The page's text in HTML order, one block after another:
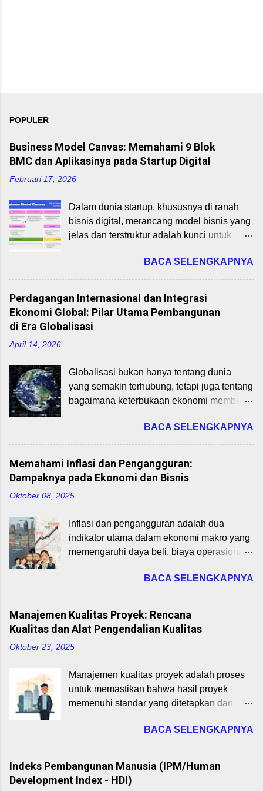
POPULER
Business Model Canvas: Memahami 9 Blok
BMC dan Aplikasinya pada Startup Digital
Februari 17, 2026
Dalam dunia startup, khususnya di ranah
bisnis digital, merancang model bisnis yang
jelas dan terstruktur adalah kunci untuk
Business Model Canvas (BMC), yang
dikembangkan oleh Alexander Osterwalder
dan Yves Pigneur (2010), adalah alat
strategis yang membantu wirausahawan
memetakan elemen-elemen inti bisnis
akan membahas 9 blok BMC dan
bagaimana mengaplikasikannya pada
startup digital di Indonesia pada tahun 2025.
merancang model bisnis yang inovatif,
relevan, dan responsif terhadap dinamika
pasar digital. 1. Pengenalan Business
Model Canvas Business Model Canvas
dan memvalidasi model bisnis. BMC
membantu startup mengidentifikasi
bagaimana mereka menciptakan,
menyampaikan, dan menangkap nilai
BACA SELENGKAPNYA
Perdagangan Internasional dan Integrasi
Ekonomi Global: Pilar Utama Pembangunan
di Era Globalisasi
April 14, 2026
Globalisasi bukan hanya tentang dunia
yang semakin terhubung, tetapi juga tentang
bagaimana keterbukaan ekonomi membuka
Dalam konteks ini, perdagangan
internasional dan integrasi ekonomi global
memainkan peran strategis dalam
mempercepat pertumbuhan ekonomi,
transfer teknologi, dan penciptaan lapangan
kerja. Perdagangan Internasional:
internasional adalah pertukaran barang dan
jasa antarnegara. Negara melakukan
perdagangan karena tidak semua
Dalam praktiknya, perdagangan ini
melibatkan ekspor (penjualan ke luar
negeri) dan impor (pembelian dari luar
negeri). Manfaat perdagangan internasional
memiliki keunggulan komparatif. Transfer
Teknologi dan Inovasi: Barang modal,
pengetahuan, dan inovasi mudah menyebar
ke berbagai negara. Peningkatan PDB dan
Pendapatan Nasional: Ekspo...
BACA SELENGKAPNYA
Memahami Inflasi dan Pengangguran:
Dampaknya pada Ekonomi dan Bisnis
Oktober 08, 2025
Inflasi dan pengangguran adalah dua
indikator utama dalam ekonomi makro yang
memengaruhi daya beli, biaya operasional,
definisi, penyebab, dan dampak inflasi serta
pengangguran, dengan fokus pada
relevansinya di sektor digital seperti e-
commerce. Artikel ini dapat membantu
mahasiswa dan praktisi memahami
bagaimana kedua fenomena ini membentuk
pengangguran bukan hanya isu ekonomi
nasional, tetapi juga faktor yang
memengaruhi pendapatan, harga, dan
konsep ini secara praktis! Inflasi: Definisi
dan Penyebab Inflasi adalah kenaikan
harga barang dan jasa secara umum dan
terus-menerus dalam suatu periode. Diukur
BACA SELENGKAPNYA
Manajemen Kualitas Proyek: Rencana
Kualitas dan Alat Pengendalian Kualitas
Oktober 23, 2025
Manajemen kualitas proyek adalah proses
untuk memastikan bahwa hasil proyek
memenuhi standar yang ditetapkan dan
Pemahaman terhadap rencana kualitas dan
alat pengendalian kualitas adalah
keterampilan esensial untuk menghasilkan
deliverables yang sesuai dengan
ekspektasi. Rencana Kualitas: Fondasi
BACA SELENGKAPNYA
Indeks Pembangunan Manusia (IPM/Human
Development Index - HDI)